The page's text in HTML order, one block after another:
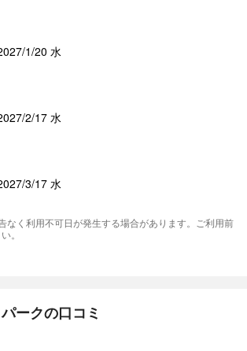
1/20 水
2/17 水
3/17 水
なく利用不可日が発生する場合があります。ご利用前
。
ークの口コミ